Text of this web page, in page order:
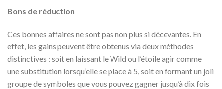
Bons de réduction
Ces bonnes affaires ne sont pas non plus si décevantes. En
effet, les gains peuvent être obtenus via deux méthodes
distinctives : soit en laissant le Wild ou l’étoile agir comme
une substitution lorsqu’elle se place à 5, soit en formant un joli
groupe de symboles que vous pouvez gagner jusqu’à dix fois